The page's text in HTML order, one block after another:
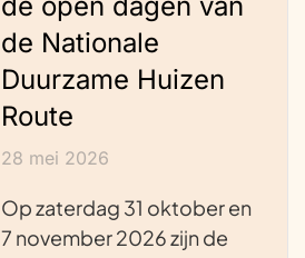
de Nationale
Duurzame Huizen
Route
28 mei 2026
Op zaterdag 31 oktober en
7 november 2026 zijn de